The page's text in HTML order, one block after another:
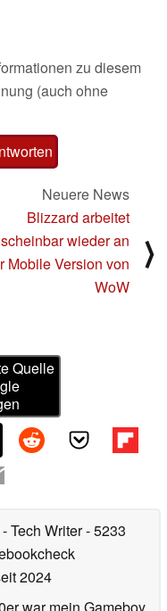
zu diesem
(auch ohne
Neuere News
Blizzard arbeitet
scheinbar wieder an
Mobile Version von
WoW
⟩
Quelle
- Tech Writer- 5233
2024
war mein Gameboy